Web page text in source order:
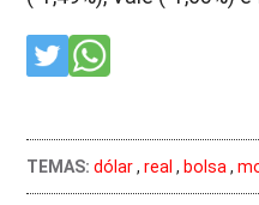
TEMAS: dólar,real , bolsa,